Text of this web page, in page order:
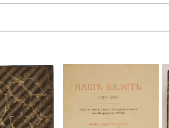
Инсаровой. Выступал в